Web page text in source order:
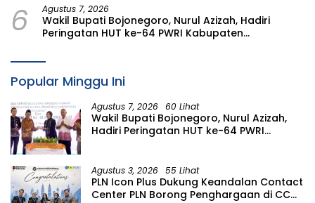
Watudodol/Kalipuro
6 Agustus 7, 2026
Wakil Bupati Bojonegoro, Nurul Azizah, Hadiri
Peringatan HUT ke-64 PWRI Kabupaten
Popular Minggu Ini
Agustus 7, 2026 60 Lihat
Wakil Bupati Bojonegoro, Nurul Azizah,
Hadiri Peringatan HUT ke-64 PWRI
Agustus 3, 2026 55 Lihat
PLN Icon Plus Dukung Keandalan Contact
Center PLN Borong Penghargaan di CCW